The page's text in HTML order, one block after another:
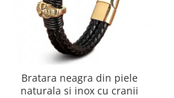
Bratara neagra din piele
naturala si inox cu cranii